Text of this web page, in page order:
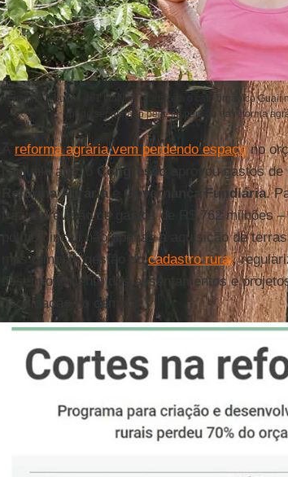
Fezinha e outras 461 famílias produzem o café orgânico Guaií
pode ser afetado pela suspensão da reforma
reforma agrária vem perdendo espaçono
Naquele ano, o
Congresso
aprovou gastos
Reforma Agráriae Governança Fundiária.
traz a previsão de gastos de R$ 762 milhões –
política inclui não apenas a aquisição de
mas também gestão docadastro rural,
desenvolvimento dos assentamentos e
pacificação no campo.